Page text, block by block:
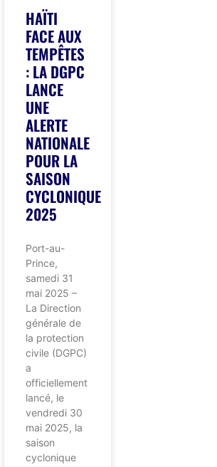
HAÏTI
FACE AUX
TEMPÊTES
: LA DGPC
LANCE
UNE
ALERTE
NATIONALE
POUR LA
SAISON
CYCLONIQUE
2025
Port-au-
Prince,
samedi 31
mai 2025 –
La Direction
générale de
la protection
civile (DGPC)
a
officiellement
lancé, le
vendredi 30
mai 2025, la
saison
cyclonique